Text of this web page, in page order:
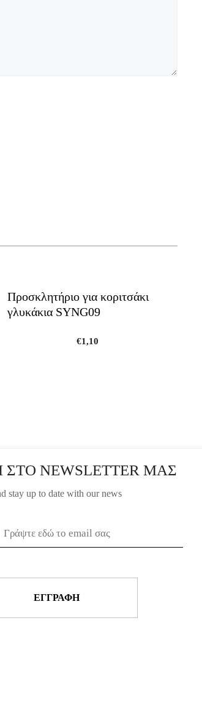
Προσκλητήριο για κοριτσάκι
γλυκάκια SYNG09
€1,10
NEWSLETTER ΜΑΣ
stay up to date with our news